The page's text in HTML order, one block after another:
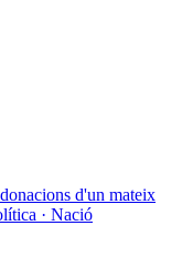
d'un mateix
· Nació